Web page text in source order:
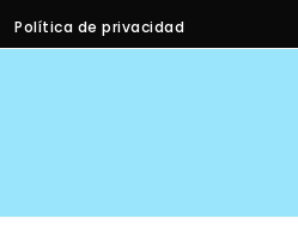
Política de privacidad